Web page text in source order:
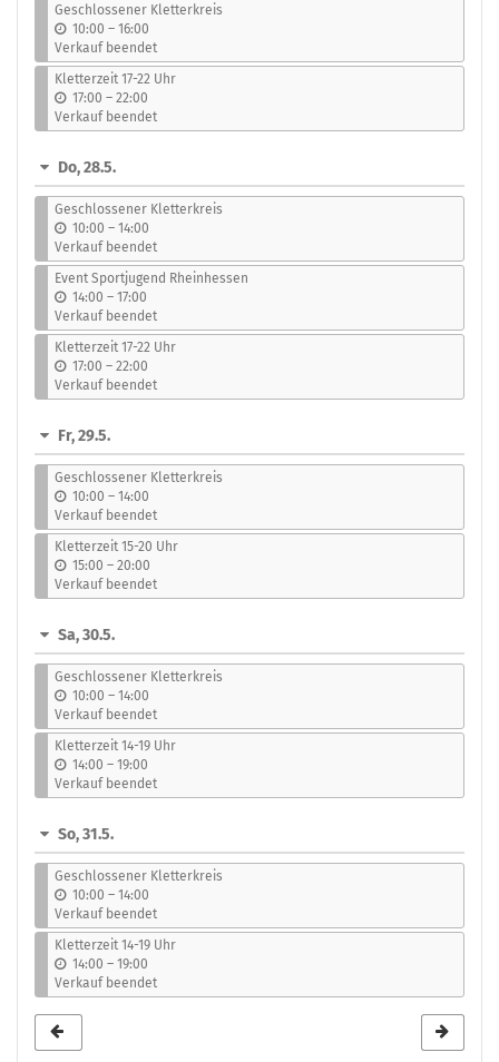
Geschlossener Kletterkreis
10:00 –b
i
s
16:00
Verkauf beendet
Kletterzeit 17-22 Uhr
17:00 –b
i
s
22:00
Verkauf beendet
Do, 28.5.
Geschlossener Kletterkreis
10:00 –b
i
s
14:00
Verkauf beendet
Event Sportjugend Rheinhessen
14:00 –b
i
s
17:00
Verkauf beendet
Kletterzeit 17-22 Uhr
17:00 –b
i
s
22:00
Verkauf beendet
Fr, 29.5.
Geschlossener Kletterkreis
10:00 –b
i
s
14:00
Verkauf beendet
Kletterzeit 15-20 Uhr
15:00 –b
i
s
20:00
Verkauf beendet
Sa, 30.5.
Geschlossener Kletterkreis
10:00 –b
i
s
14:00
Verkauf beendet
Kletterzeit 14-19 Uhr
14:00 –b
i
s
19:00
Verkauf beendet
So, 31.5.
Geschlossener Kletterkreis
10:00 –b
i
s
14:00
Verkauf beendet
Kletterzeit 14-19 Uhr
14:00 –b
i
s
19:00
Verkauf beendet